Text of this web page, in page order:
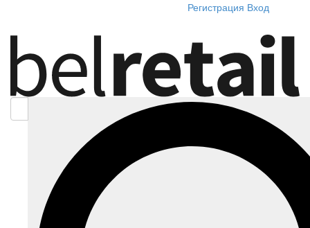
Регистрация Вход